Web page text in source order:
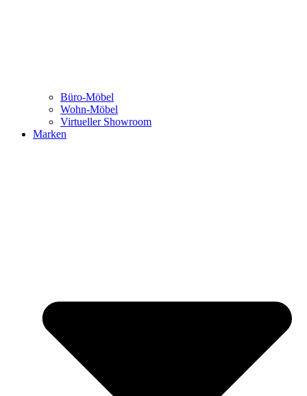
Büro-Möbel
Wohn-Möbel
Virtueller Showroom
Marken